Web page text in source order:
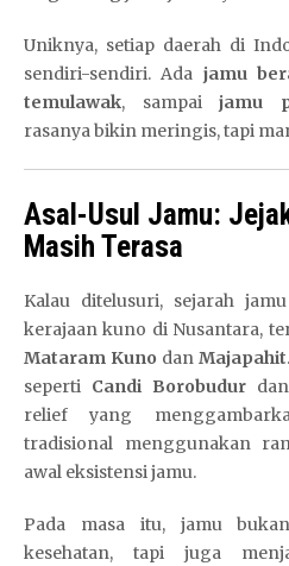
Uniknya, setiap daerah di
sendiri-sendiri. Ada jamu
temulawak, sampaijamu
rasanya bikin meringis, tapi
Asal-Usul Jamu:
Masih Terasa
Kalau ditelusuri, sejarah
kerajaan kuno di Nusantara,
Mataram Kuno dan Majapahit
seperti Candi Borobudur dan
relief yang
tradisional menggunakan
awal eksistensi jamu.
Pada masa itu, jamu
kesehatan, tapi juga